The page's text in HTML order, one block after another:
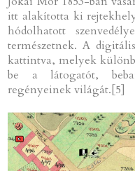
itt alakította ki
hódolhatott
természetnek. A
kattintva, melyek
be a látogatót,
regényeinek világát.[5]